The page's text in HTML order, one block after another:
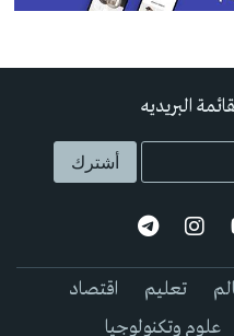
البريديه
تعليم
اقتصاد
علوم وتكنولوجيا